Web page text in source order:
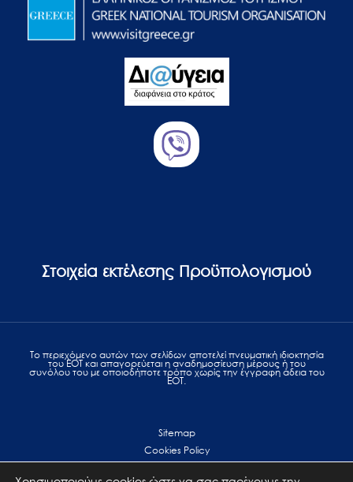
Στοιχεία εκτέλεσης Προϋπολογισμού
Το περιεχόμενο αυτών των σελίδων αποτελεί πvευματική ιδιοκτησία
του ΕΟΤ και απαγορεύεται η αναδημοσίευση μέρους ή του
συνόλου του με οποιοδήποτε τρόπο χωρίς την έγγραφη άδεια του
ΕΟΤ.
Sitemap
Cookies Policy